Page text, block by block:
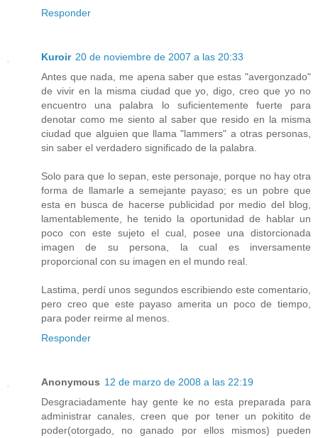
Responder
Kuroir 20 de noviembre de 2007 a las 20:33
Antes que nada, me apena saber que estas "avergonzado"
de vivir en la misma ciudad que yo, digo, creo que yo no
encuentro una palabra lo suficientemente fuerte para
denotar como me siento al saber que resido en la misma
ciudad que alguien que llama "lammers" a otras personas,
sin saber el verdadero significado de la palabra.
Solo para que lo sepan, este personaje, porque no hay otra
forma de llamarle a semejante payaso; es un pobre que
esta en busca de hacerse publicidad por medio del blog,
lamentablemente, he tenido la oportunidad de hablar un
poco con este sujeto el cual, posee una distorcionada
imagen de su persona, la cual es inversamente
proporcional con su imagen en el mundo real.
Lastima, perdí unos segundos escribiendo este comentario,
pero creo que este payaso amerita un poco de tiempo,
para poder reirme al menos.
Responder
Anonymous 12 de marzo de 2008 a las 22:19
Desgraciadamente hay gente ke no esta preparada para
administrar canales, creen que por tener un pokitito de
poder(otorgado, no ganado por ellos mismos) pueden